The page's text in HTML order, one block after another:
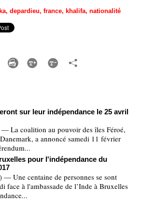
, depardieu, france, khalifa, nationalité
sur leur indépendance le 25 avril
La coalition au pouvoir des îles Féroé,
a annoncé samedi 11 février
pour l'indépendance du
Une centaine de personnes se sont
face à l'ambassade de l’Inde à Bruxelles